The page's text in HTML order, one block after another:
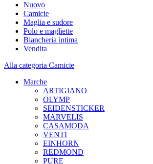
Nuovo
Camicie
Maglia e sudore
Polo e magliette
Biancheria intima
Vendita
Alla categoria Camicie
Marche
ARTIGIANO
OLYMP
SEIDENSTICKER
MARVELIS
CASAMODA
VENTI
EINHORN
REDMOND
PURE